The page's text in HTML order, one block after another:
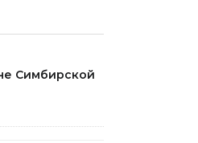
Симбирской